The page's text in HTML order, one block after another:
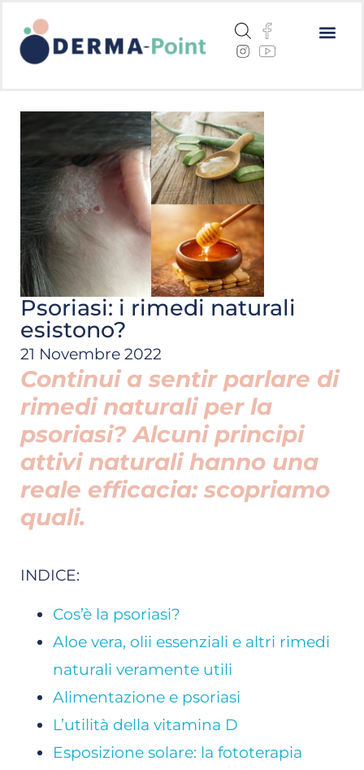
Psoriasi: i rimedi naturali
esistono?
21 Novembre 2022
Continui a sentir parlare di
rimedi naturali per la
psoriasi? Alcuni principi
attivi naturali hanno una
reale efficacia: scopriamo
quali.
INDICE:
Cos’è la psoriasi?
Aloe vera, olii essenziali e altri rimedi
naturali veramente utili
Alimentazione e psoriasi
L’utilità della vitamina D
Esposizione solare: la fototerapia